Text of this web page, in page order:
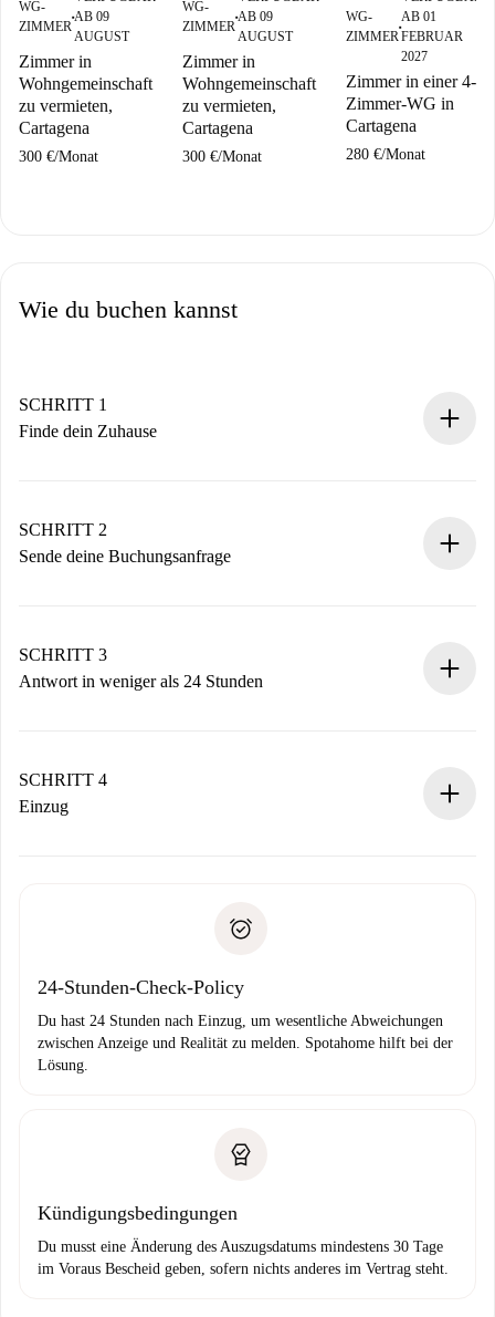
WG-
ZIMMER
■AB 09
AUGUST
Zimmer in
Wohngemeinschaft
zu vermieten,
Cartagena
300 €/Monat
WG-
ZIMMER
■AB 09
AUGUST
Zimmer in
Wohngemeinschaft
zu vermieten,
Cartagena
300 €/Monat
WG-
ZIMMER
■
AB 01
FEBRUAR
2027
Zimmer in einer 4-
Zimmer-WG in
Cartagena
280 €/Monat
Wie du buchen kannst
SCHRITT 1
Finde dein Zuhause
Du erhältst alle notwendigen Informationen im Voraus.
SCHRITT 2
Sende deine Buchungsanfrage
Denk daran, dass wir dich erst belasten, wenn der
Vermieter zustimmt.
SCHRITT 3
Antwort in weniger als 24 Stunden
stellen den Kontakt her.
Wenn der Vermieter ablehnen muss, entstehen keine
SCHRITT 4
Einzug
24-Stunden-Check-Policy
Du hast 24 Stunden nach Einzug, um wesentliche Abweichungen
zwischen Anzeige und Realität zu melden. Spotahome hilft bei der
Lösung.
Kündigungsbedingungen
Du musst eine Änderung des Auszugsdatums mindestens 30 Tage
im Voraus Bescheid geben, sofern nichts anderes im Vertrag steht.